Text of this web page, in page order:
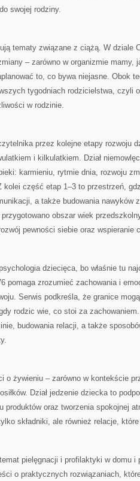
swojej rodziny.
tematy związane z ciążą. W dziale
– zarówno w organizmie mamy,
to, co bywa niejasne. Obok
tygodniach rodzicielstwa, czyli
w rodzinie.
przez kolejne etapy rozwoju
i kilkulatkiem. Dział
karmieniu, rytmie dnia, rozwoju
kolei część etap 1–3 to przestrzeń,
a także budowania nawyków
obszar wiek
pewności siebie oraz wspieranie
dziecięca, bo właśnie tu
pomaga zrozumieć zachowania i
Serwis podkreśla, że granice
rodzic wie, co stoi za
budowania relacji, a także
o żywieniu – zarówno w kontekście
Dział jedzenie dziecka to
produktów oraz tworzenia spokojnej
składniki, ale również relacje,
pielęgnacji i profilaktyki w domu i
o praktycznych rozwiązaniach,